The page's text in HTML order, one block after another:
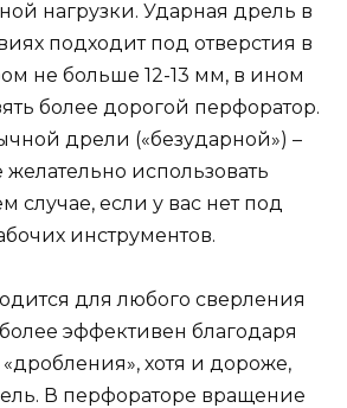
нагрузки. Ударная дрель в
подходит под отверстия в
не больше 12-13 мм, в ином
более дорогой перфоратор.
дрели («безударной») –
желательно использовать
случае, если у вас нет под
инструментов.
для любого сверления
эффективен благодаря
хотя и дороже,
В перфораторе вращение